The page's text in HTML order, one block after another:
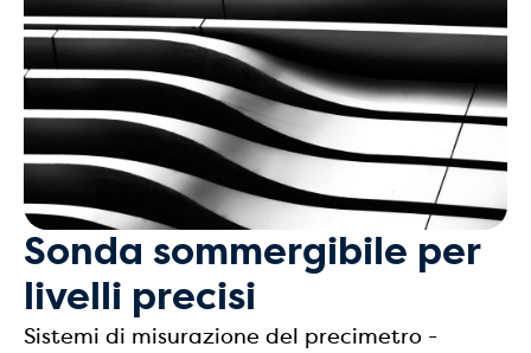
Sonda sommergibile per
livelli precisi
Sistemi di misurazione del precimetro -